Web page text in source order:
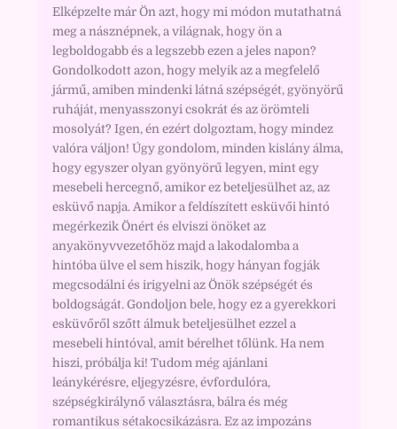
Elképzelte már Ön azt, hogy mi módon mutathatná
meg a násznépnek, a világnak, hogy ön a
legboldogabb és a legszebb ezen a jeles napon?
Gondolkodott azon, hogy melyik az a megfelelő
jármű, amiben mindenki látná szépségét, gyönyörű
ruháját, menyasszonyi csokrát és az örömteli
mosolyát? Igen, én ezért dolgoztam, hogy mindez
valóra váljon! Úgy gondolom, minden kislány álma,
hogy egyszer olyan gyönyörű legyen, mint egy
mesebeli hercegnő, amikor ez beteljesülhet az, az
esküvő napja. Amikor a feldíszített esküvői hintó
megérkezik Önért és elviszi önöket az
anyakönyvvezetőhöz majd a lakodalomba a
hintóba ülve el sem hiszik, hogy hányan fogják
megcsodálni és irigyelni az Önök szépségét és
boldogságát. Gondoljon bele, hogy ez a gyerekkori
esküvőről szőtt álmuk beteljesülhet ezzel a
mesebeli hintóval, amit bérelhet tőlünk. Ha nem
hiszi, próbálja ki! Tudom még ajánlani
leánykérésre, eljegyzésre, évfordulóra,
szépségkirálynő választásra, bálra és még
romantikus sétakocsikázásra. Ez az impozáns